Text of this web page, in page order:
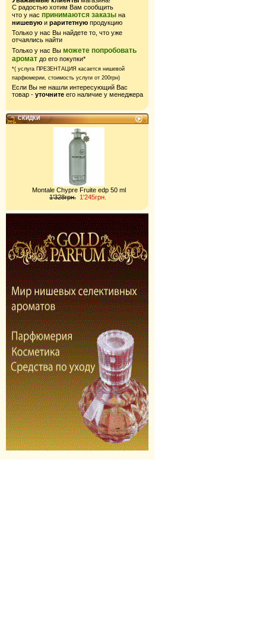
С радостью хотим Вам сообщить
что у нас принимаются заказы на
нишевую и раритетную продукцию
Только у нас Вы найдете то, что уже
отчаялись найти
Только у нас Вы можете попробовать
аромат до его покупки*
*( услуга ПРЕЗЕНТАЦИЯ касается нишевой
парфюмерии, стоимость услуги от 200грн)
Если Вы не нашли интересующий Вас
товар - уточните его наличие у менеджера
СКИДКИ
Montale Chypre Fruite edp 50 ml
1'328грн. 1'245грн.